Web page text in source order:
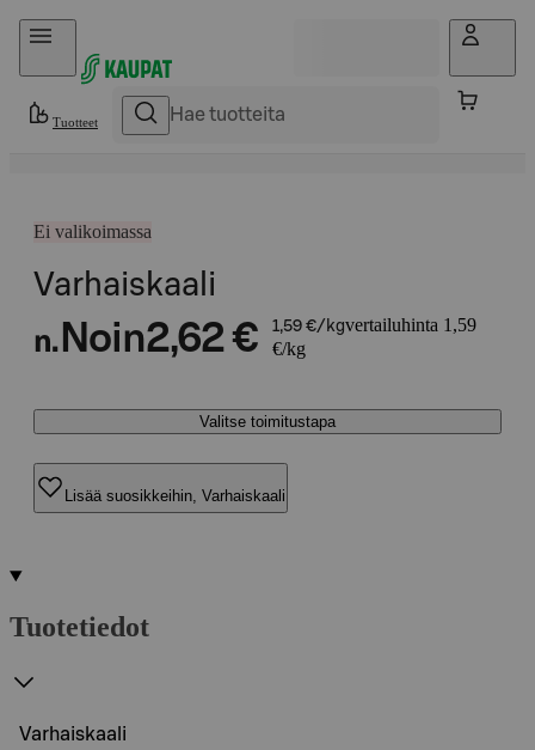
Hyppää sisältöön
Tuotteet
Ei valikoimassa
Varhaiskaali
n. Noin2,62 € 1,59 €/kgvertailuhinta 1,59
€/kg
Valitse toimitustapa
Lisää suosikkeihin, Varhaiskaali
Tuotetiedot
Varhaiskaali